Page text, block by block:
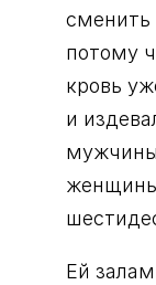
сменить
потому
кровь
и
женщины
Ей